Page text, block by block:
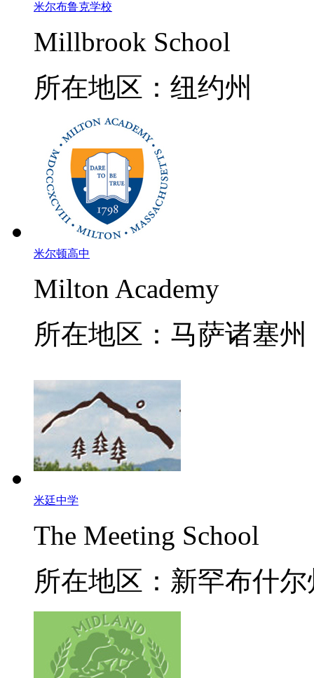
米尔布鲁克学校
Millbrook School
所在地区：纽约州
米尔顿高中
Milton Academy
所在地区：马萨诸塞州
米廷中学
The Meeting School
所在地区：新罕布什尔